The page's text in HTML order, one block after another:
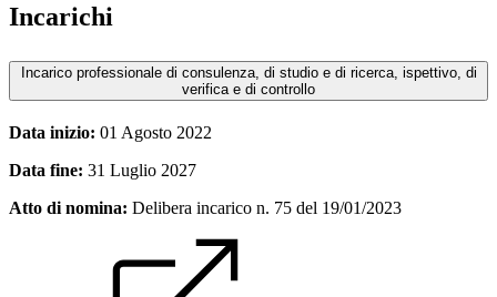
Incarichi
Incarico professionale di consulenza, di studio e di ricerca, ispettivo, di
verifica e di controllo
Data inizio: 01 Agosto 2022
Data fine: 31 Luglio 2027
Atto di nomina: Delibera incarico n. 75 del 19/01/2023